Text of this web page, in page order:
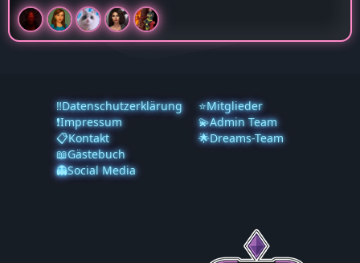
‼️Datenschutzerklärung
❗️Impressum
📋Kontakt
📖Gästebuch
👻Social Media
⭐Mitglieder
💫Admin Team
🌟Dreams-Team